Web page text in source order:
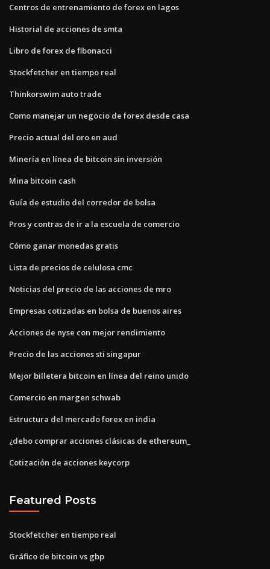
Centros de entrenamiento de forex en lagos
Historial de acciones de smta
Libro de forex de fibonacci
Stockfetcher en tiempo real
Thinkorswim auto trade
Como manejar un negocio de forex desde casa
Precio actual del oro en aud
Minería en línea de bitcoin sin inversión
Mina bitcoin cash
Guía de estudio del corredor de bolsa
Pros y contras de ir a la escuela de comercio
Cómo ganar monedas gratis
Lista de precios de celulosa cmc
Noticias del precio de las acciones de mro
Empresas cotizadas en bolsa de buenos aires
Acciones de nyse con mejor rendimiento
Precio de las acciones sti singapur
Mejor billetera bitcoin en línea del reino unido
Comercio en margen schwab
Estructura del mercado forex en india
¿debo comprar acciones clásicas de ethereum_
Cotización de acciones keycorp
Featured Posts
Stockfetcher en tiempo real
Gráfico de bitcoin vs gbp